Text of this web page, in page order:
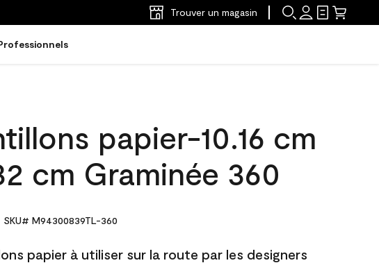
Trouver un magasin
papier-10.16 cm
cm Graminée 360
SKU# M94300839TL-360
papier à utiliser sur la route par les designers